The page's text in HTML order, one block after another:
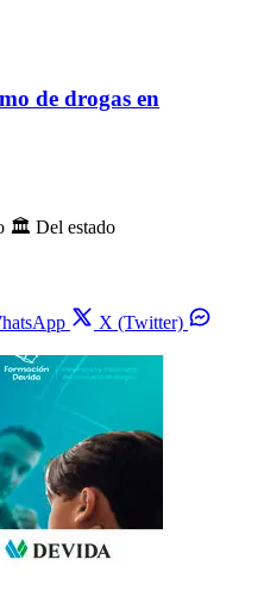
de drogas en
🏛️ Del estado
X (Twitter)